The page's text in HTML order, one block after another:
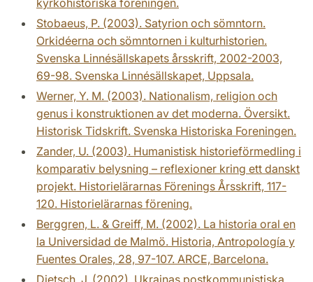
Stobaeus, P. (2003). Satyrion och sömntorn.
Orkidéerna och sömntornen i kulturhistorien.
Svenska Linnésällskapets årsskrift, 2002-2003,
69-98. Svenska Linnésällskapet, Uppsala.
Werner, Y. M. (2003). Nationalism, religion och
genus i konstruktionen av det moderna. Översikt.
Historisk Tidskrift. Svenska Historiska Foreningen.
Zander, U. (2003). Humanistisk historieförmedling i
komparativ belysning – reflexioner kring ett danskt
projekt. Historielärarnas Förenings Årsskrift, 117-
120. Historielärarnas förening.
Berggren, L. & Greiff, M. (2002). La historia oral en
la Universidad de Malmö. Historia, Antropología y
Fuentes Orales, 28, 97-107. ARCE, Barcelona.
Dietsch, J. (2002). Ukrainas postkommunistiska